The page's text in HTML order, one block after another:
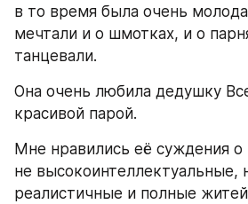
в то время была очень
мечтали и о шмотках, и о
танцевали.
Она очень любила дедушку
красивой парой.
Мне нравились её суждения
не высокоинтеллектуальные,
реалистичные и полные